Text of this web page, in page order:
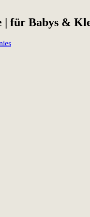
| für Babys &